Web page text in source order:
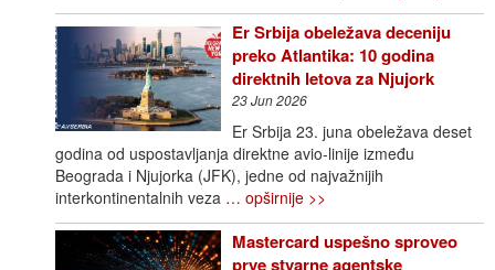
Er Srbija obeležava deceniju
preko Atlantika: 10 godina
direktnih letova za Njujork
23 Jun 2026
Er Srbija 23. juna obeležava deset
godina od uspostavljanja direktne avio-linije između
Beograda i Njujorka (JFK), jedne od najvažnijih
interkontinentalnih veza … opširnije >>
Mastercard uspešno sproveo
prve stvarne agentske